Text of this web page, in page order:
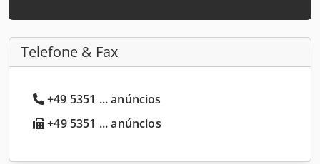
Telefone & Fax
+49 5351 ... anúncios
+49 5351 ... anúncios